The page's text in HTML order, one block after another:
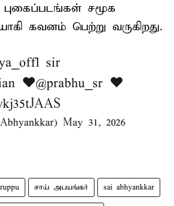
புகைப்படங்கள் சமூக
கவனம் பெற்று வருகிறது.
sir
♥️@prabhu_sr ♥️
May 31, 2026
சாய் அபயங்கர் sai abhyankkar